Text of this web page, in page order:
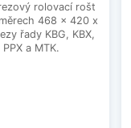
rolovací rošt
468 x 420 x
řady KBG, KBX,
PPX a MTK.